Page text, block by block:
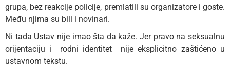
grupa, bez reakcije policije, premlatili su organizatore i goste.
Među njima su bili i novinari.
Ni tada Ustav nije imao šta da kaže. Jer pravo na seksualnu
orijentaciju i rodni identitet nije eksplicitno zaštićeno u
ustavnom tekstu.